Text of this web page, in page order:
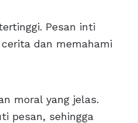
Pesan inti
dan memahami
moral yang jelas.
pesan, sehingga